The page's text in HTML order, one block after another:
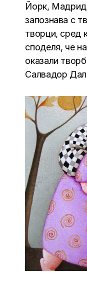
Йорк, Мадрид
запознава с
творци, сред
споделя, че
оказали
Салвадор